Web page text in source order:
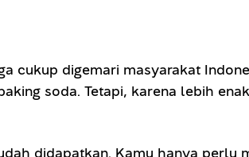
cukup digemari masyarakat
soda. Tetapi, karena lebih
didapatkan. Kamu hanya